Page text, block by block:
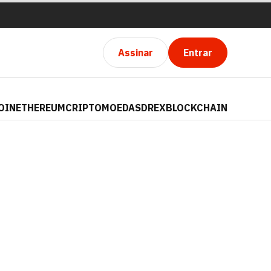
Assinar Entrar
ETHEREUMCRIPTOMOEDASDREXBLOCKCHAIN